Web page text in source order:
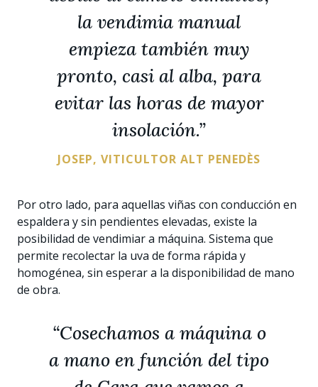
la vendimia manual
empieza también muy
pronto, casi al alba, para
evitar las horas de mayor
insolación.”
JOSEP, VITICULTOR ALT PENEDÈS
Por otro lado, para aquellas viñas con conducción en
espaldera y sin pendientes elevadas, existe la
posibilidad de vendimiar a máquina. Sistema que
permite recolectar la uva de forma rápida y
homogénea, sin esperar a la disponibilidad de mano
de obra.
“Cosechamos a máquina o
a mano en función del tipo